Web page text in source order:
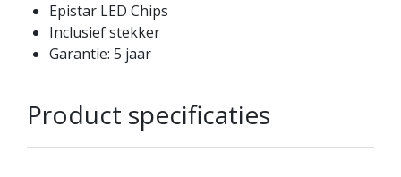
Epistar LED Chips
Inclusief stekker
Garantie: 5 jaar
Product specificaties